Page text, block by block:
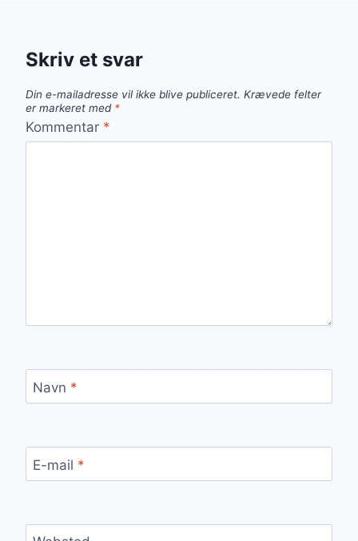
Skriv et svar
Din e-mailadresse vil ikke blive publiceret. Krævede felter
er markeret med *
Kommentar *
Navn *
E-mail *